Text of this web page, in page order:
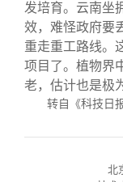
发培育。云南坐
效，难怪政府要
重走重工路线。
项目了。植物界
老，估计也是极
转自《科技日
北